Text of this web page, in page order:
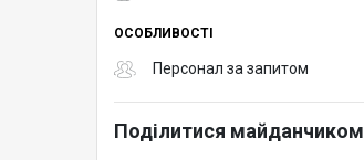
ОСОБЛИВОСТІ
Персонал за запитом
Поділитися майданчиком